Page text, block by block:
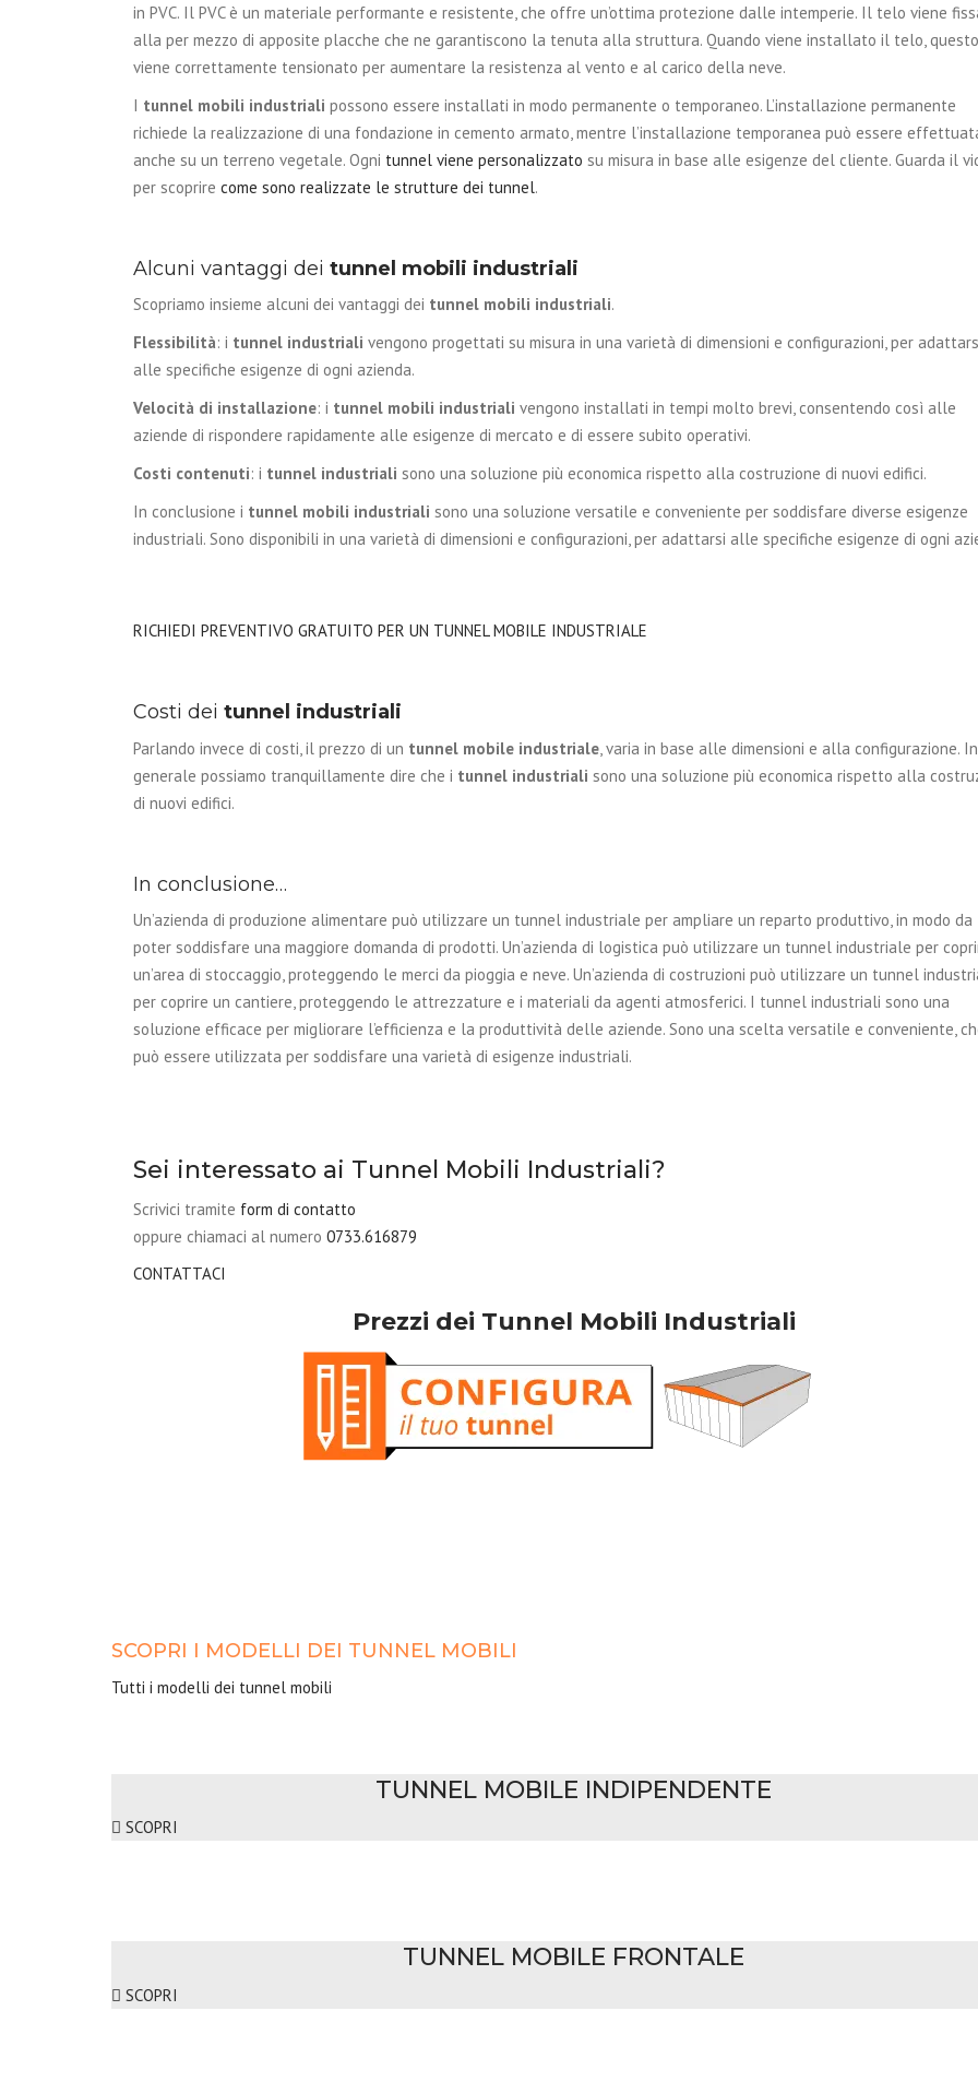
in PVC. Il PVC è un materiale performante e resistente, che offre un’ottima protezione dalle intemperie. Il telo viene
alla per mezzo di apposite placche che ne garantiscono la tenuta alla struttura. Quando viene installato il telo, questo
viene correttamente tensionato per aumentare la resistenza al vento e al carico della neve.
I tunnel mobili industriali possono essere installati in modo permanente o temporaneo. L’installazione permanente
richiede la realizzazione di una fondazione in cemento armato, mentre l’installazione temporanea può essere
anche su un terreno vegetale. Ogni tunnel viene personalizzato su misura in base alle esigenze del cliente. Guarda il
per scoprire come sono realizzate le strutture dei tunnel.
Alcuni vantaggi dei tunnel mobili industriali
Scopriamo insieme alcuni dei vantaggi dei tunnel mobili industriali.
Flessibilità: i tunnel industriali vengono progettati su misura in una varietà di dimensioni e configurazioni, per
alle specifiche esigenze di ogni azienda.
Velocità di installazione: i tunnel mobili industriali vengono installati in tempi molto brevi, consentendo così alle
aziende di rispondere rapidamente alle esigenze di mercato e di essere subito operativi.
Costi contenuti: i tunnel industriali sono una soluzione più economica rispetto alla costruzione di nuovi edifici.
In conclusione i tunnel mobili industriali sono una soluzione versatile e conveniente per soddisfare diverse esigenze
industriali. Sono disponibili in una varietà di dimensioni e configurazioni, per adattarsi alle specifiche esigenze di ogni
RICHIEDI PREVENTIVO GRATUITO PER UN TUNNEL MOBILE INDUSTRIALE
Costi dei tunnel industriali
Parlando invece di costi, il prezzo di un tunnel mobile industriale , varia in base alle dimensioni e alla configurazione. In
generale possiamo tranquillamente dire che i tunnel industriali sono una soluzione più economica rispetto alla
di nuovi edifici.
In conclusione…
Un’azienda di produzione alimentare può utilizzare un tunnel industriale per ampliare un reparto produttivo, in modo da
poter soddisfare una maggiore domanda di prodotti. Un’azienda di logistica può utilizzare un tunnel industriale per
un’area di stoccaggio, proteggendo le merci da pioggia e neve. Un’azienda di costruzioni può utilizzare un tunnel
per coprire un cantiere, proteggendo le attrezzature e i materiali da agenti atmosferici. I tunnel industriali sono una
soluzione efficace per migliorare l’efficienza e la produttività delle aziende. Sono una scelta versatile e conveniente,
può essere utilizzata per soddisfare una varietà di esigenze industriali.
Sei interessato ai Tunnel Mobili Industriali?
Scrivici tramite form di contatto
oppure chiamaci al numero 0733.616879
CONTATTACI
Prezzi dei Tunnel Mobili Industriali
SCOPRI I MODELLI DEI TUNNEL MOBILI
Tutti i modelli dei tunnel mobili
TUNNEL MOBILE INDIPENDENTE
SCOPRI
TUNNEL MOBILE FRONTALE
SCOPRI